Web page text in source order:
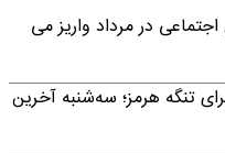
در مرداد واریز می
تنگه هرمز؛ سه‌شنبه آخرین